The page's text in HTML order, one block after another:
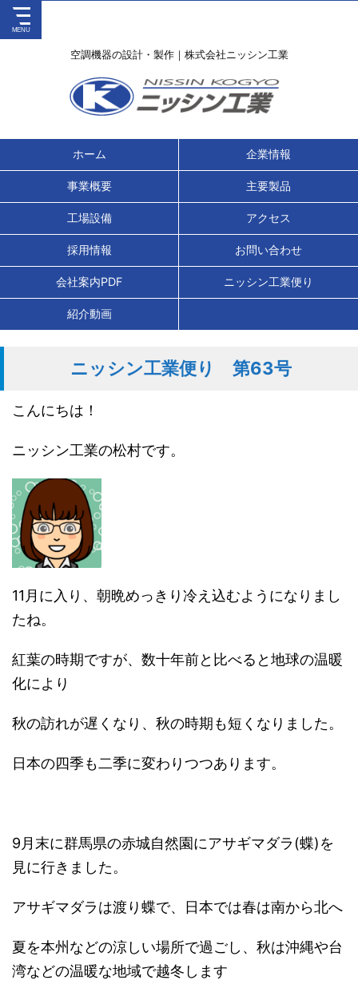
空調機器の設計・製作｜株式会社ニッシン工業
ホーム 企業情報
事業概要 主要製品
工場設備 アクセス
採用情報 お問い合わせ
会社案内PDF ニッシン工業便り
紹介動画
ニッシン工業便り 第63号
こんにちは！
ニッシン工業の松村です。
11月に入り、朝晩めっきり冷え込むようになりまし
たね。
紅葉の時期ですが、数十年前と比べると地球の温暖
化により
秋の訪れが遅くなり、秋の時期も短くなりました。
日本の四季も二季に変わりつつあります。
9月末に群馬県の赤城自然園にアサギマダラ(蝶)を
見に行きました。
アサギマダラは渡り蝶で、日本では春は南から北へ
夏を本州などの涼しい場所で過ごし、秋は沖縄や台
湾などの温暖な地域で越冬します